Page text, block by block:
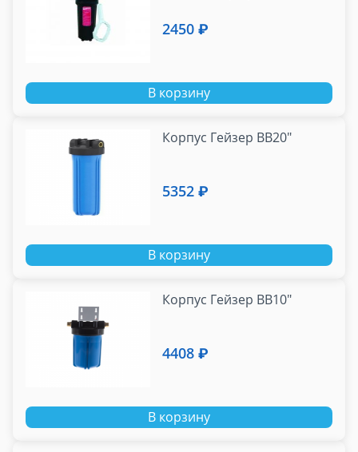
2450 ₽
В корзину
Корпус Гейзер ВВ20"
5352 ₽
В корзину
Корпус Гейзер BB10"
4408 ₽
В корзину